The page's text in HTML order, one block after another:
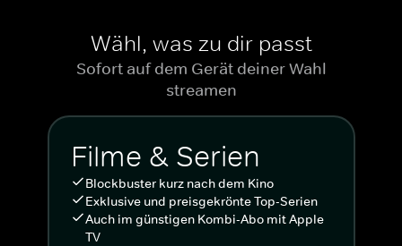
Wähl, was zu dir passt
Sofort auf dem Gerät deiner Wahl
streamen
Filme & Serien
Blockbuster kurz nach dem Kino
Exklusive und preisgekrönte Top-Serien
Auch im günstigen Kombi-Abo mit Apple
TV